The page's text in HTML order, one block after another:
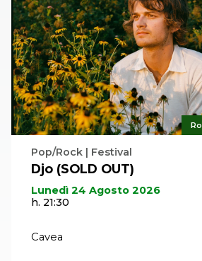
Pop/Rock | Festival
Djo (SOLD OUT)
Lunedì 24 Agosto 2026
h. 21:30
Cavea